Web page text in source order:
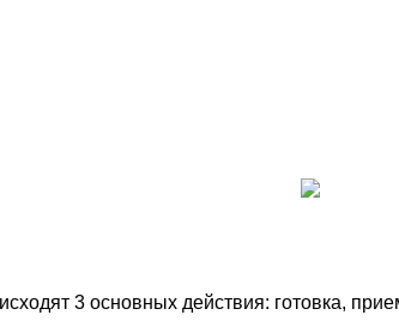
3 основных действия: готовка,